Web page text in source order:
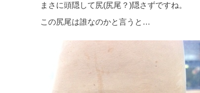
まさに頭隠して尻(尻尾？)隠さずですね。
この尻尾は誰なのかと言うと…